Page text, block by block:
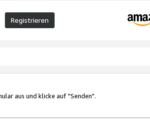
Registrieren
aus und klicke auf "Senden".